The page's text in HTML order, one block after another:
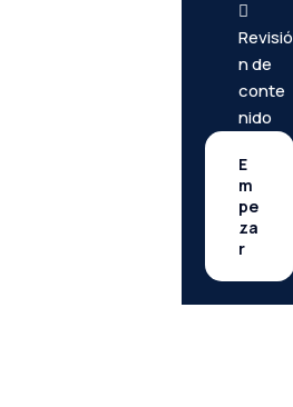
Revisió
n de
conte
nido
E
m
pe
za
r